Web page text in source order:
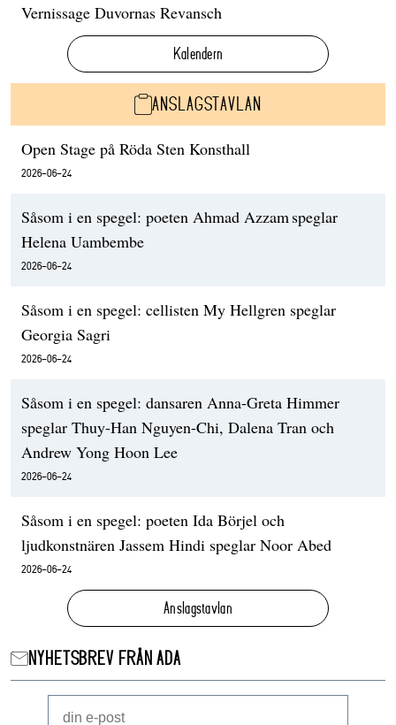
Vernissage Duvornas Revansch
Kalendern
ANSLAGSTAVLAN
Open Stage på Röda Sten Konsthall
2026-06-24
Såsom i en spegel: poeten Ahmad Azzam speglar
Helena Uambembe
2026-06-24
Såsom i en spegel: cellisten My Hellgren speglar
Georgia Sagri
2026-06-24
Såsom i en spegel: dansaren Anna-Greta Himmer
speglar Thuy-Han Nguyen-Chi, Dalena Tran och
Andrew Yong Hoon Lee
2026-06-24
Såsom i en spegel: poeten Ida Börjel och
ljudkonstnären Jassem Hindi speglar Noor Abed
2026-06-24
Anslagstavlan
NYHETSBREV FRÅN ADA